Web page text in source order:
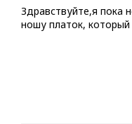
Здравствуйте,я пока
ношу платок,